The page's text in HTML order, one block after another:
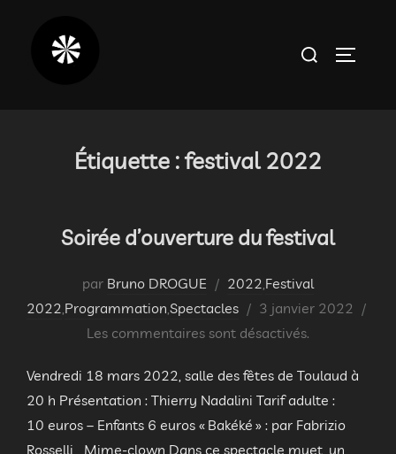
Rechercher :
Étiquette :festival 2022
Soirée d’ouverture du festival
par Bruno DROGUE 2022 Festival
2022 Programmation Spectacles
Publié
le
3 janvier 2022
Les commentaires sont désactivés.
Vendredi 18 mars 2022, salle des fêtes de Toulaud à
20 h Présentation : Thierry Nadalini Tarif adulte :
10 euros – Enfants 6 euros « Bakéké » : par Fabrizio
Rosselli Mime-clown Dans ce spectacle muet, un